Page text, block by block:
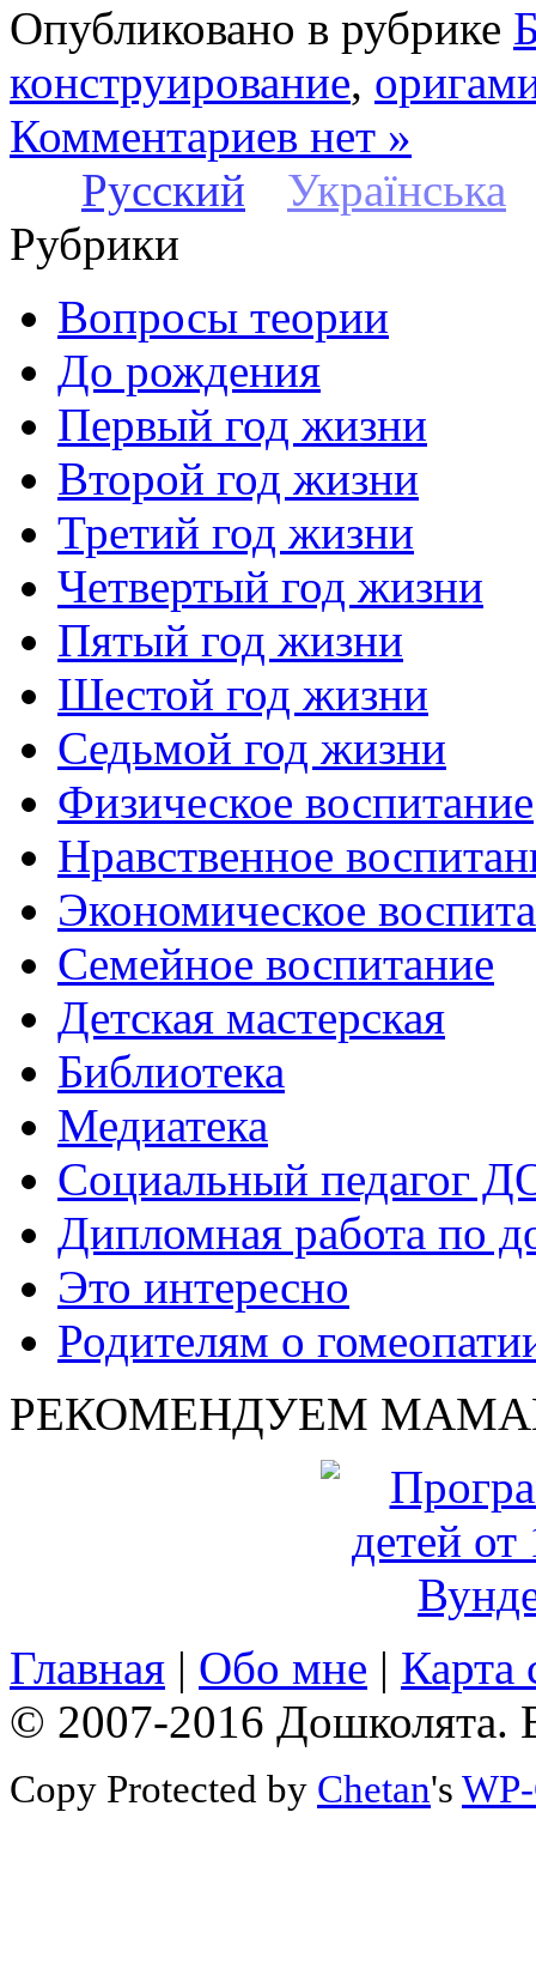
Опубликовано в рубрике
конструирование,
Комментариев нет »
Русский
Українська
Рубрики
Вопросы теории
До рождения
Первый год жизни
Второй год жизни
Третий год жизни
Четвертый год жизни
Пятый год жизни
Шестой год жизни
Седьмой год жизни
Физическое воспитание
Нравственное
Экономическое
Семейное воспитание
Детская мастерская
Библиотека
Медиатека
Социальный педагог
Дипломная работа по
Это интересно
Родителям о
РЕКОМЕНДУЕМ
Главная | Обо мне | Карта
© 2007-2016 Дошколята.
Copy Protected by Chetan's